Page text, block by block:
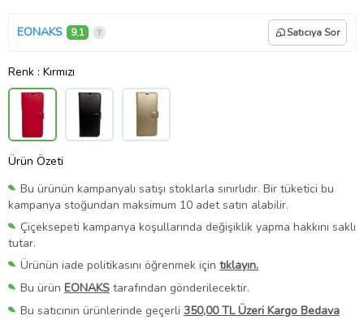
EONAKS 9,1 Satıcıya Sor
Renk : Kırmızı
Ürün Özeti
Bu ürünün kampanyalı satışı stoklarla sınırlıdır. Bir tüketici bu
kampanya stoğundan maksimum 10 adet satın alabilir.
Çiçeksepeti kampanya koşullarında değişiklik yapma hakkını saklı
tutar.
Ürünün iade politikasını öğrenmek için tıklayın.
Bu ürün EONAKS tarafından gönderilecektir.
Bu satıcının ürünlerinde geçerli 350,00 TL Üzeri Kargo Bedava